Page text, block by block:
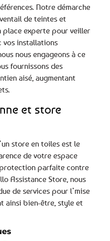
Notre démarche
de teintes et
place experte pour veiller
vos installations
nous engageons à ce
fournissons des
aisé, augmentant
et store
store en toiles est le
de votre espace
parfaite contre
Assistance Store, nous
de services pour l’mise
ainsi bien-être, style et